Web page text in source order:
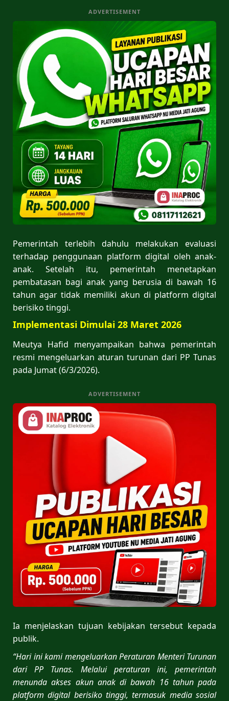
ADVERTISEMENT
Pemerintah terlebih dahulu melakukan evaluasi
terhadap penggunaan platform digital oleh anak-
anak. Setelah itu, pemerintah menetapkan
pembatasan bagi anak yang berusia di bawah 16
tahun agar tidak memiliki akun di platform digital
berisiko tinggi.
Implementasi Dimulai 28 Maret 2026
Meutya Hafid menyampaikan bahwa pemerintah
resmi mengeluarkan aturan turunan dari PP Tunas
pada Jumat (6/3/2026).
ADVERTISEMENT
Ia menjelaskan tujuan kebijakan tersebut kepada
publik.
“Hari ini kami mengeluarkan Peraturan Menteri Turunan
dari PP Tunas. Melalui peraturan ini, pemerintah
menunda akses akun anak di bawah 16 tahun pada
platform digital berisiko tinggi, termasuk media sosial